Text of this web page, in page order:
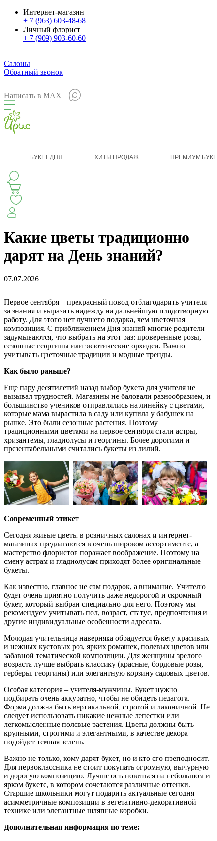
Интернет-магазин
+ 7 (963) 603-48-68
Личный флорист
+ 7 (909) 903-60-60
Салоны
Обратный звонок
Написать в MAX
БУКЕТ ДНЯ ХИТЫ ПРОДАЖ ПРЕМИУМ
АВТОРСКИЕ БУКЕТЫ ЦВЕТОЧНЫЕ
БУКЕТЫ РОЗ
ГОРШЕЧНЫЕ РАСТЕНИЯ ПОДАРКИ ЦВЕТЫ
IRIS.HOME
Какие цветы традиционно
дарят на День знаний?
07.07.2026
Первое сентября – прекрасный повод отблагодарить учителя
за знания и выразить надежду на дальнейшую плодотворную
работу. Для этого нет лучшего подарка, чем цветочная
композиция. С приближением Дня знаний многие родители
задумываются, что выбрать на этот раз: проверенные розы,
сезонные георгины или экзотические орхидеи. Важно
учитывать цветочные традиции и модные тренды.
Как было раньше?
Еще пару десятилетий назад выбор букета для учителя не
вызывал трудностей. Магазины не баловали разнообразием, и
большинство учеников отправлялись на линейку с цветами,
которые мама вырастила в саду или купила у бабушек на
рынке. Это были сезонные растения. Поэтому
традиционными цветами на первое сентября стали астры,
хризантемы, гладиолусы и георгины. Более дорогими и
презентабельными считались букеты из лилий.
Современный этикет
Сегодня живые цветы в розничных салонах и интернет-
магазинах предлагаются в очень широком ассортименте, а
мастерство флористов поражает воображение. Поэтому на
смену астрам и гладиолусам приходят более оригинальные
букеты.
Как известно, главное не сам подарок, а внимание. Учителю
будет очень приятно получить даже недорогой и скромный
букет, который выбран специально для него. Поэтому мы
рекомендуем учитывать пол, возраст, статус, предпочтения и
другие индивидуальные особенности адресата.
Молодая учительница наверняка обрадуется букету красивых
и нежных кустовых роз, ярких ромашек, полевых цветов или
забавной тематической композиции. Для женщины зрелого
возраста лучше выбрать классику (красные, бордовые розы,
герберы, георгины) или элегантную корзину садовых цветов.
Особая категория – учителя-мужчины. Букет нужно
подбирать очень аккуратно, чтобы не обидеть педагога.
Форма должна быть вертикальной, строгой и лаконичной. Не
следует использовать никакие нежные лепестки или
легкомысленные полевые растения. Цветы должны быть
крупными, строгими и элегантными, в качестве декора
подойдет темная зелень.
Важно не только, кому дарят букет, но и кто его преподносит.
Для первоклассника не стоит покупать огромную, вычурную
и дорогую композицию. Лучше остановиться на небольшом и
ярком букете, в котором сочетаются различные оттенки.
Старшие школьники могут подарить актуальные сегодня
асимметричные композиции в вегетативно-декоративной
технике или элегантные шляпные коробки.
Дополнительная информация по теме: